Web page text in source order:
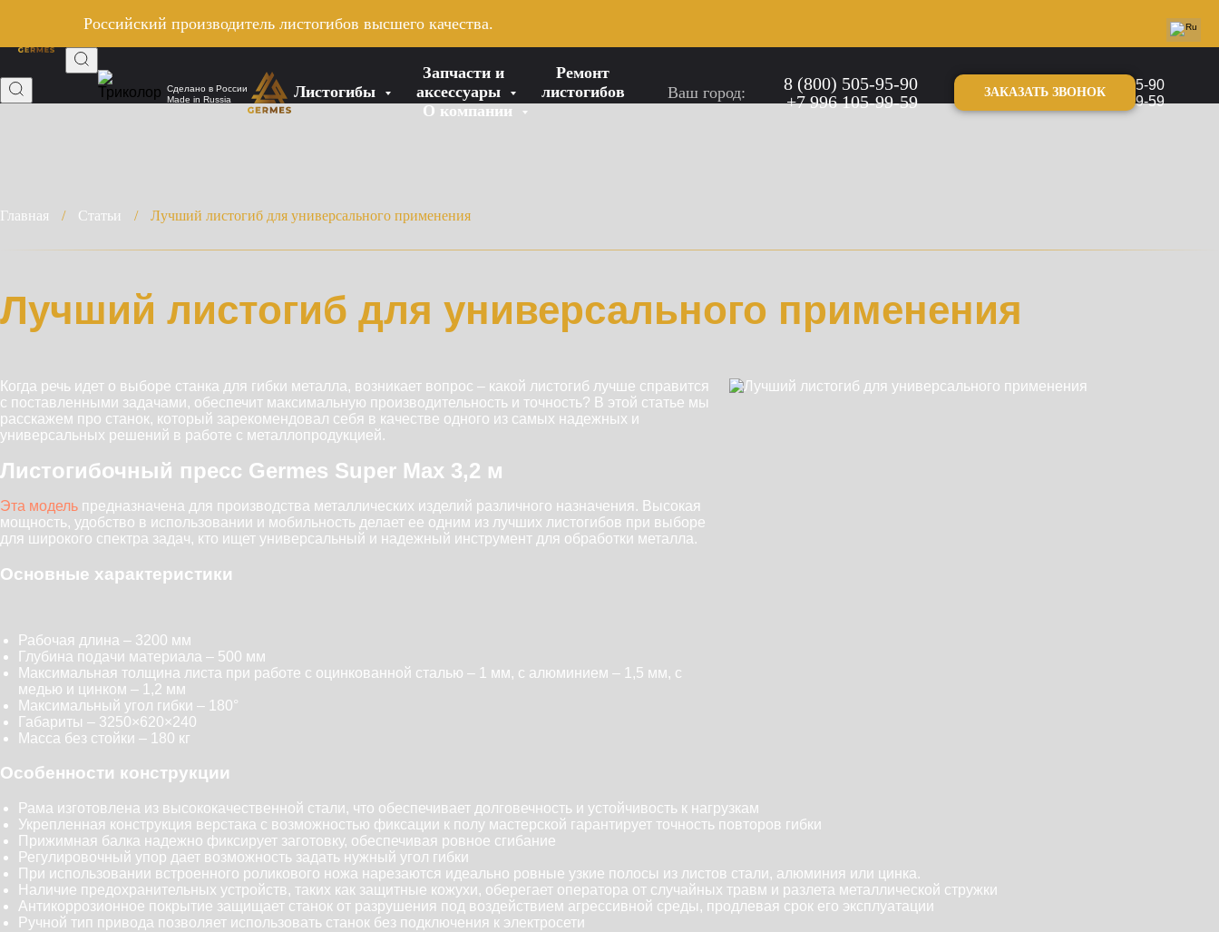
8 (800) 505-95-90
+7 996 105-99-59
Российский производитель листогибов высшего качества.
Сделано в России
Made in Russia
Листогибы
Запчасти и
аксессуары
Ремонт
листогибов
О компании
Ваш город:
8 (800) 505-95-90
+7 996 105-99-59
ЗАКАЗАТЬ ЗВОНОК
Главная / Статьи / Лучший листогиб для универсального применения
Лучший листогиб для универсального применения
Когда речь идет о выборе станка для гибки металла, возникает вопрос – какой листогиб лучше справится
с поставленными задачами, обеспечит максимальную производительность и точность? В этой статье мы
расскажем про станок, который зарекомендовал себя в качестве одного из самых надежных и
универсальных решений в работе с металлопродукцией.
Листогибочный пресс Germes Super Max 3,2 м
Эта модель предназначена для производства металлических изделий различного назначения. Высокая
мощность, удобство в использовании и мобильность делает ее одним из лучших листогибов при выборе
для широкого спектра задач, кто ищет универсальный и надежный инструмент для обработки металла.
Основные характеристики
Рабочая длина – 3200 мм
Глубина подачи материала – 500 мм
Максимальная толщина листа при работе с оцинкованной сталью – 1 мм, с алюминием – 1,5 мм, с
медью и цинком – 1,2 мм
Максимальный угол гибки – 180°
Габариты – 3250×620×240
Масса без стойки – 180 кг
Особенности конструкции
Рама изготовлена из высококачественной стали, что обеспечивает долговечность и устойчивость к нагрузкам
Укрепленная конструкция верстака с возможностью фиксации к полу мастерской гарантирует точность повторов гибки
Прижимная балка надежно фиксирует заготовку, обеспечивая ровное сгибание
Регулировочный упор дает возможность задать нужный угол гибки
При использовании встроенного роликового ножа нарезаются идеально ровные узкие полосы из листов стали, алюминия или цинка.
Наличие предохранительных устройств, таких как защитные кожухи, оберегает оператора от случайных травм и разлета металлической стружки
Антикоррозионное покрытие защищает станок от разрушения под воздействием агрессивной среды, продлевая срок его эксплуатации
Ручной тип привода позволяет использовать станок без подключения к электросети